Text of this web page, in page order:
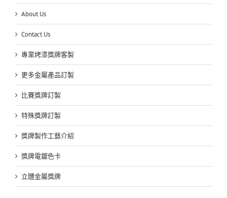
About Us
Contact Us
專業烤漆獎牌客製
更多金屬產品訂製
比賽獎牌訂製
特殊獎牌訂製
獎牌製作工藝介紹
獎牌電鍍色卡
立體金屬獎牌